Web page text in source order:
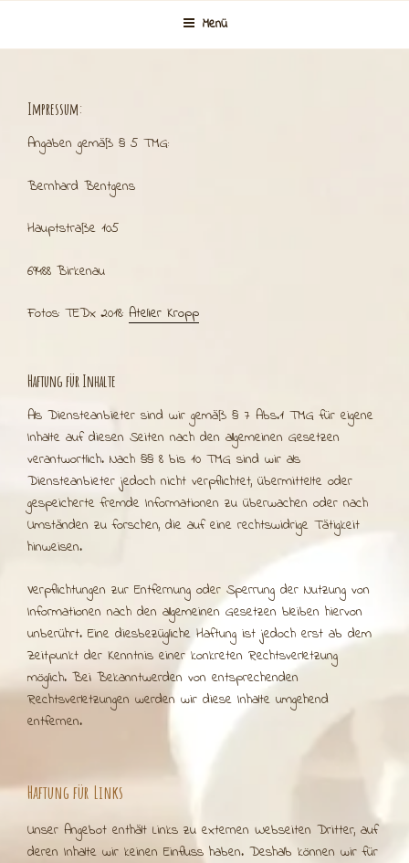
springen
Menü
Impressum:
Angaben gemäß § 5 TMG:
Bernhard Bentgens
Hauptstraße 105
69488 Birkenau
Fotos: TEDx 2018: Atelier Kropp
Haftung für Inhalte
Als Diensteanbieter sind wir gemäß § 7 Abs.1 TMG für eigene
Inhalte auf diesen Seiten nach den allgemeinen Gesetzen
verantwortlich. Nach §§ 8 bis 10 TMG sind wir als
Diensteanbieter jedoch nicht verpflichtet, übermittelte oder
gespeicherte fremde Informationen zu überwachen oder nach
Umständen zu forschen, die auf eine rechtswidrige Tätigkeit
hinweisen.
Verpflichtungen zur Entfernung oder Sperrung der Nutzung von
Informationen nach den allgemeinen Gesetzen bleiben hiervon
unberührt. Eine diesbezügliche Haftung ist jedoch erst ab dem
Zeitpunkt der Kenntnis einer konkreten Rechtsverletzung
möglich. Bei Bekanntwerden von entsprechenden
Rechtsverletzungen werden wir diese Inhalte umgehend
entfernen.
Haftung für Links
Unser Angebot enthält Links zu externen Webseiten Dritter, auf
deren Inhalte wir keinen Einfluss haben. Deshalb können wir für